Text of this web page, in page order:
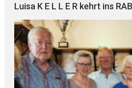
Luisa K E L L E R kehrt ins